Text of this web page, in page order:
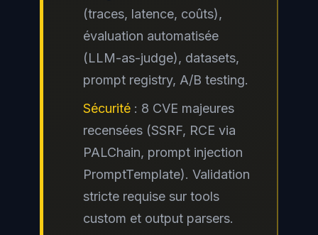
(traces, latence, coûts),
évaluation automatisée
(LLM-as-judge), datasets,
prompt registry, A/B testing.
Sécurité : 8 CVE majeures
recensées (SSRF, RCE via
PALChain, prompt injection
PromptTemplate). Validation
stricte requise sur tools
custom et output parsers.